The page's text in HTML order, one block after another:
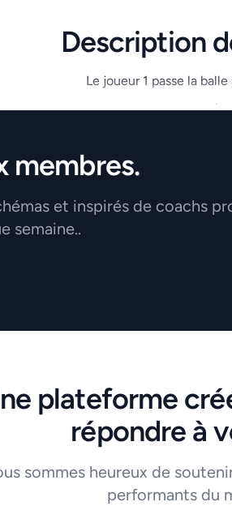
Description
Le joueur 1 passe la
.
membres.
et inspirés de coachs
semaine..
plateforme
répondre à
sommes heureux de
performants du